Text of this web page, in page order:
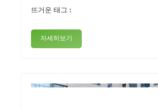
뜨거운 태그 :
자세히보기